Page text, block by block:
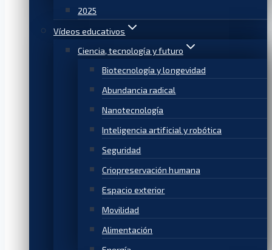
2025
Vídeos educativos
Ciencia, tecnología y futuro
Biotecnología y longevidad
Abundancia radical
Nanotecnología
Inteligencia artificial y robótica
Seguridad
Criopreservación humana
Espacio exterior
Movilidad
Alimentación